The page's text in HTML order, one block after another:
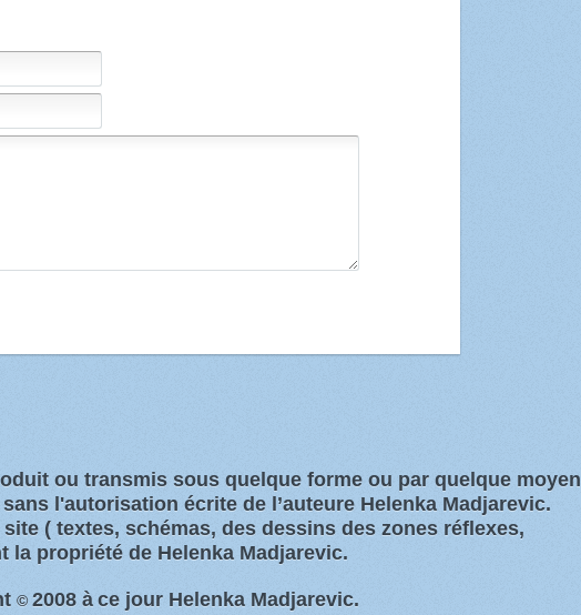
ou transmis sous quelque forme ou par quelque moyen
l'autorisation écrite de l’auteure Helenka Madjarevic.
site ( textes, schémas, des dessins des zones réflexes,
la propriété de Helenka Madjarevic.
© 2008 à ce jour Helenka Madjarevic.